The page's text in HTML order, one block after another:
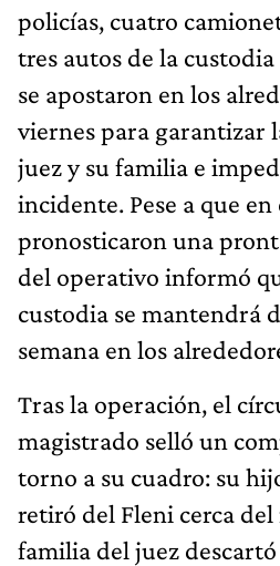
policías, cuatro
tres autos de la
se apostaron en los
viernes para garantizar
juez y su familia e
incidente. Pese a que
pronosticaron una
del operativo informó
custodia se mantendrá
semana en los
Tras la operación, el
magistrado selló un
torno a su cuadro: su
retiró del Fleni cerca
familia del juez descartó